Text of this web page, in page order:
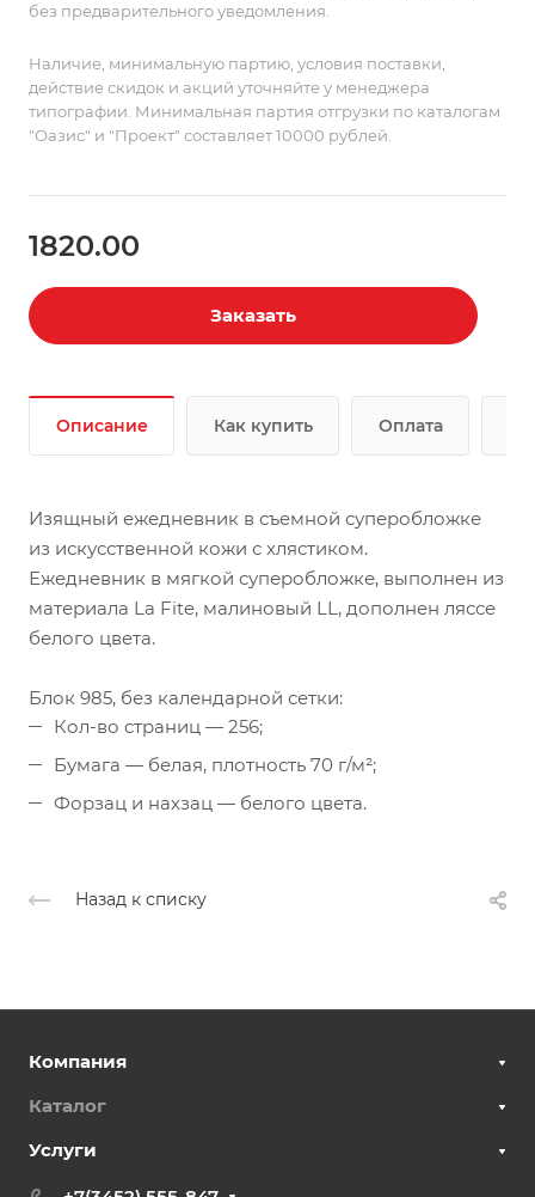
без предварительного уведомления.
Наличие, минимальную партию, условия поставки,
действие скидок и акций уточняйте у менеджера
типографии. Минимальная партия отгрузки по каталогам
"Оазис" и "Проект" составляет 10000 рублей.
1820.00
Заказать
Описание Как купить Оплата
Изящный ежедневник в съемной суперобложке
из искусственной кожи с хлястиком.
Ежедневник в мягкой суперобложке, выполнен из
материала La Fite, малиновый LL, дополнен ляссе
белого цвета.
Блок 985, без календарной сетки:
Кол-во страниц — 256;
Бумага — белая, плотность 70 г/м²;
Форзац и нахзац — белого цвета.
Назад к списку
Компания
Каталог
Услуги